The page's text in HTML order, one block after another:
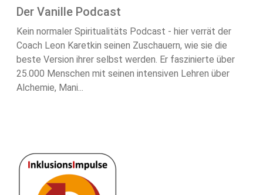
Der Vanille Podcast
Kein normaler Spiritualitäts Podcast - hier verrät der
Coach Leon Karetkin seinen Zuschauern, wie sie die
beste Version ihrer selbst werden. Er faszinierte über
25.000 Menschen mit seinen intensiven Lehren über
Alchemie, Mani...